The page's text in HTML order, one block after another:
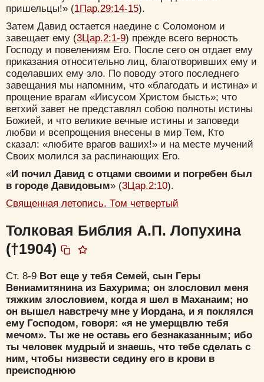
пришельцы!» (1Пар.29:14-15).
Затем Давид остается наедине с Соломоном и
завещает ему (3Цар.2:1-9) прежде всего верность
Господу и повелениям Его. После сего он отдает ему
приказания относительно лиц, благотворивших ему и
соделавших ему зло. По поводу этого последнего
завещания мы напомним, что «благодать и истина» и
прощение врагам «Иисусом Христом бысть»; что
ветхий завет не представлял собою полноты истины
Божией, и что великие вечные истины и заповеди
любви и всепрощения внесены в мир Тем, Кто
сказал: «любите врагов ваших!» и на месте мучений
Своих молился за распинающих Его.
«И почил Давид с отцами своими и погребен был
в городе Давидовым» (3Цар.2:10).
Священная летопись. Том четвертый
Толковая Библия А.П. Лопухина
(†1904)
Ст. 8-9 Вот еще у тебя Семей, сын Геры
Вениамитянина из Бахурима; он злословил меня
тяжким злословием, когда я шел в Маханаим; но
он вышел навстречу мне у Иордана, и я поклялся
ему Господом, говоря: «я не умерщвлю тебя
мечом». Ты же не оставь его безнаказанным; ибо
ты человек мудрый и знаешь, что тебе сделать с
ним, чтобы низвести седину его в крови в
преисподнюю
Удалить Сохранить